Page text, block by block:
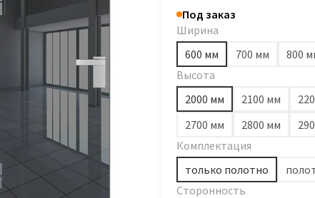
Под заказ
Ширина
600 мм
700 мм 800
Высота
2000 мм
2100 мм
2700 мм
2800 мм
Комплектация
только полотно
Сторонность